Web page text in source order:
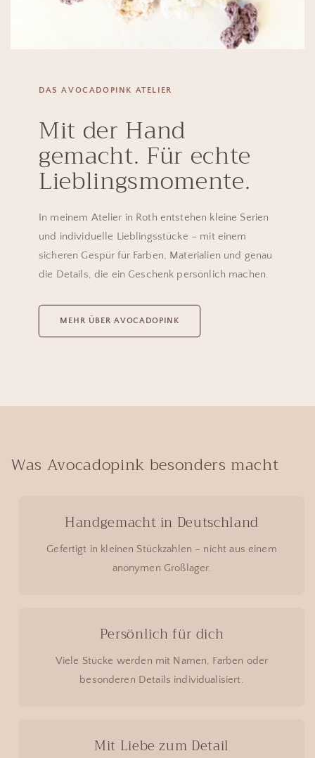
DAS AVOCADOPINK ATELIER
Mit der Hand
gemacht. Für echte
Lieblingsmomente.
In meinem Atelier in Roth entstehen kleine Serien
und individuelle Lieblingsstücke – mit einem
sicheren Gespür für Farben, Materialien und genau
die Details, die ein Geschenk persönlich machen.
MEHR ÜBER AVOCADOPINK
Was Avocadopink besonders macht
Handgemacht in Deutschland
Gefertigt in kleinen Stückzahlen – nicht aus einem
anonymen Großlager.
Persönlich für dich
Viele Stücke werden mit Namen, Farben oder
besonderen Details individualisiert.
Mit Liebe zum Detail